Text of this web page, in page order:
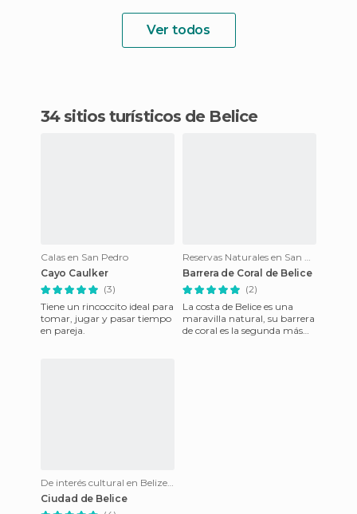
Ver todos
34 sitios turísticos de Belice
Calas en San Pedro
Cayo Caulker
(3)
Tiene un rincoccito ideal para
tomar, jugar y pasar tiempo
en pareja.
Reservas Naturales en San Pedro
Barrera de Coral de Belice
(2)
La costa de Belice es una
maravilla natural, su barrera
de coral es la segunda más
De interés cultural en Belize City
Ciudad de Belice